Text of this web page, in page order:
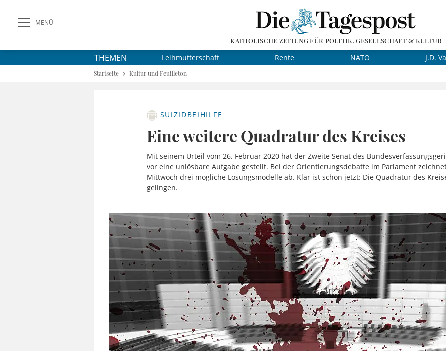
MENÜ
KATHOLISCHE ZEITUNG FÜR POLITIK, GESELLSCHAFT & KULTUR
THEMEN Leihmutterschaft Rente NATO J.D.
Startseite Kultur und Feuilleton
SUIZIDBEIHILFE
Eine weitere Quadratur des Kreises
Mit seinem Urteil vom 26. Februar 2020 hat der Zweite Senat des
vor eine unlösbare Aufgabe gestellt. Bei der Orientierungsdebatte im Parlament
Mittwoch drei mögliche Lösungsmodelle ab. Klar ist schon jetzt: Die Quadratur des
gelingen.